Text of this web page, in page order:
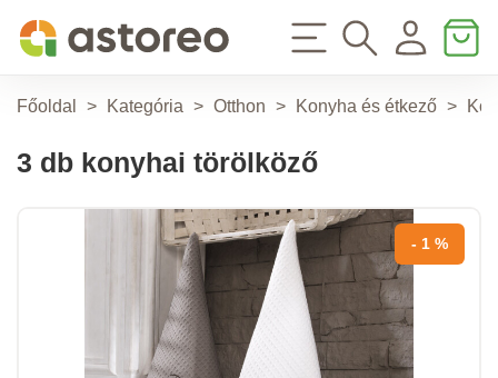
Főoldal > Kategória > Otthon > Konyha és étkező >
3 db konyhai törölköző
- 1 %